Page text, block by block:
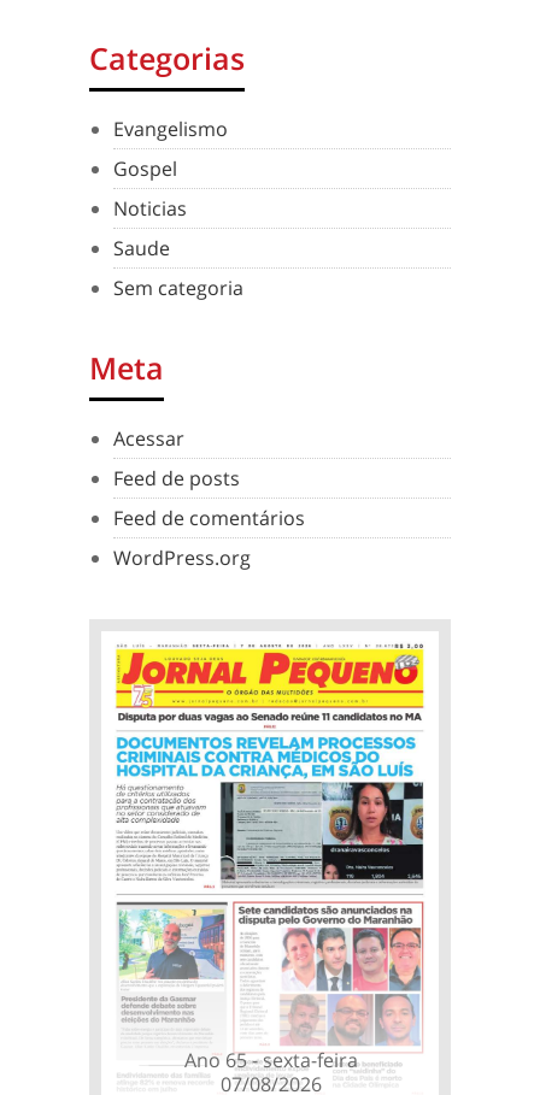
Categorias
Evangelismo
Gospel
Noticias
Saude
Sem categoria
Meta
Acessar
Feed de posts
Feed de comentários
WordPress.org
Ano 65 - sexta-feira
07/08/2026